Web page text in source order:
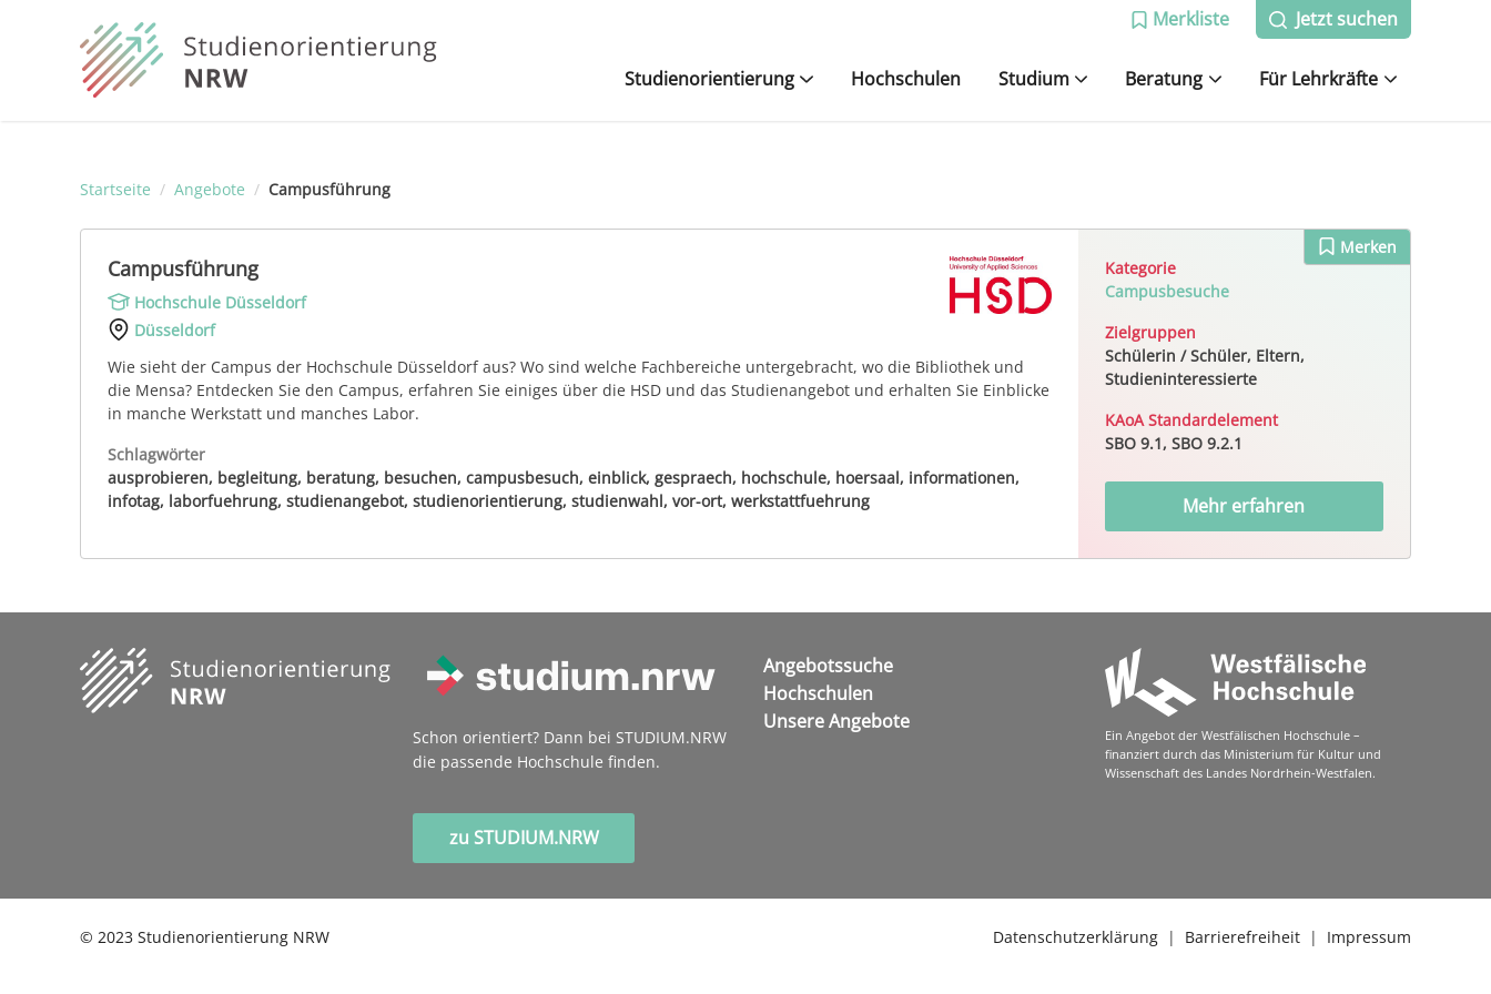
Merkliste Jetzt suchen
Studienorientierung Hochschulen Studium Beratung Für Lehrkräfte
Startseite / Angebote / Campusführung
Merken
Campusführung
Hochschule Düsseldorf
Düsseldorf
Wie sieht der Campus der Hochschule Düsseldorf aus? Wo sind welche Fachbereiche untergebracht, wo die Bibliothek und
die Mensa? Entdecken Sie den Campus, erfahren Sie einiges über die HSD und das Studienangebot und erhalten Sie Einblicke
in manche Werkstatt und manches Labor.
Schlagwörter
ausprobieren, begleitung, beratung, besuchen, campusbesuch, einblick, gespraech, hochschule, hoersaal, informationen,
infotag, laborfuehrung, studienangebot, studienorientierung, studienwahl, vor-ort, werkstattfuehrung
Kategorie
Campusbesuche
Zielgruppen
Schülerin / Schüler, Eltern,
Studieninteressierte
KAoA Standardelement
SBO 9.1, SBO 9.2.1
Mehr erfahren
Schon orientiert? Dann bei STUDIUM.NRW
die passende Hochschule finden.
zu STUDIUM.NRW
Angebotssuche
Hochschulen
Unsere Angebote
Ein Angebot der Westfälischen Hochschule –
finanziert durch das Ministerium für Kultur und
Wissenschaft des Landes Nordrhein-Westfalen.
© 2023 Studienorientierung NRW Datenschutzerklärung | Barrierefreiheit | Impressum